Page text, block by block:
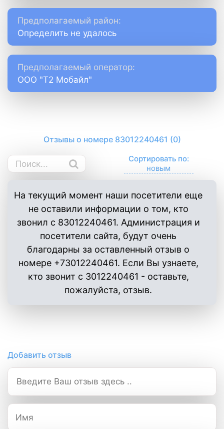
Предполагаемый район:
Определить не удалось
Предполагаемый оператор:
ООО "Т2 Мобайл"
Отзывы о номере 83012240461 (0)
Сортировать по:
На текущий момент наши посетители еще
не оставили информации о том, кто
звонил с 83012240461. Администрация и
посетители сайта, будут очень
благодарны за оставленный отзыв о
номере +73012240461. Если Вы узнаете,
кто звонит с 3012240461 - оставьте,
пожалуйста, отзыв.
Добавить отзыв